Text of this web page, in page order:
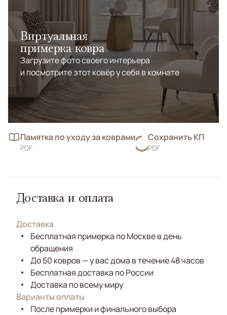
Виртуальная
примерка ковра
Загрузите фото своего интерьера
и посмотрите этот ковёр у себя в комнате
Памятка по уходу за коврами
PDF
Сохранить КП
PDF
Доставка и оплата
Доставка
Бесплатная примерка по Москве в день
обращения
До 50 ковров — у вас дома в течение 48 часов
Бесплатная доставка по России
Доставка по всему миру
Варианты оплаты
После примерки и финального выбора